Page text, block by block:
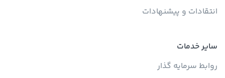
انتقادات و پیشنهادات
سایر خدمات
روابط سرمایه گذار